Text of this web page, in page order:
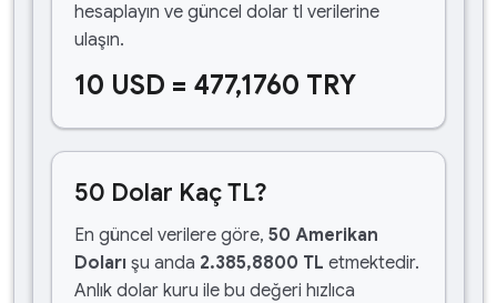
hesaplayın ve güncel dolar tl verilerine
ulaşın.
10 USD = 477,1760 TRY
50 Dolar Kaç TL?
En güncel verilere göre, 50 Amerikan
Doları şu anda 2.385,8800 TL etmektedir.
Anlık dolar kuru ile bu değeri hızlıca